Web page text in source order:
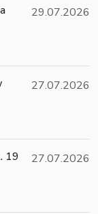
29.07.2026
27.07.2026
19
27.07.2026